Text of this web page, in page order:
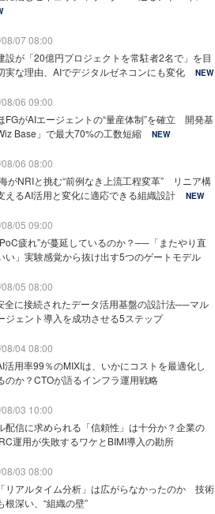
07 08:00
設が「20億円プロジェクトを常駐者2名で」を目
実な理由、AIでデジタルゼネコンにも変化
NEW
06 09:00
FGがAIエージェントの“量産体制”を確立 開発基
Base」で最大70%の工数短縮
NEW
06 08:00
がNRIと挑む“前例なき上流工程変革” リニア構
えるAI活用と変化に適応できる組織設計
NEW
05 09:00
疲れ”が蔓延しているのか？──「またやり直
い」実験感覚から抜け出す5つのゲートモデル
05 08:00
全に接続されたデータ活用基盤の設計法──マル
ジェント導入を成功させる5ステップ
04 08:00
活用率99％のMIXIは、いかにコストを最適化し
のか？CTOが語るインフラ運用戦略
03 10:00
配信に求められる「信頼性」は十分か？企業の
運用が失敗するワケとBIMI導入の勘所
03 08:00
リアルタイム分析」は広がらなかったのか 技術
根深い、“組織の壁”